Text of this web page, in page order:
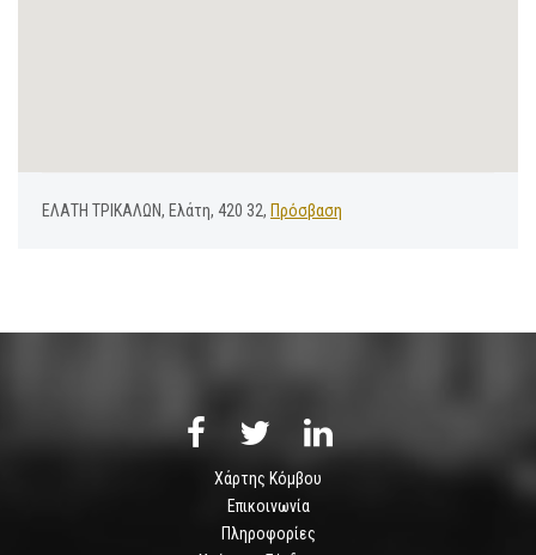
ΕΛΑΤΗ ΤΡΙΚΑΛΩΝ, Ελάτη, 420 32, Πρόσβαση
Χάρτης Κόμβου
Επικοινωνία
Πληροφορίες